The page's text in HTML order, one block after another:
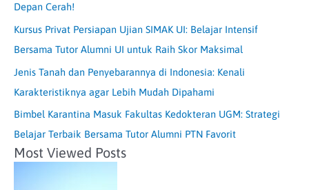
Depan Cerah!
Kursus Privat Persiapan Ujian SIMAK UI: Belajar Intensif
Bersama Tutor Alumni UI untuk Raih Skor Maksimal
Jenis Tanah dan Penyebarannya di Indonesia: Kenali
Karakteristiknya agar Lebih Mudah Dipahami
Bimbel Karantina Masuk Fakultas Kedokteran UGM: Strategi
Belajar Terbaik Bersama Tutor Alumni PTN Favorit
Most Viewed Posts